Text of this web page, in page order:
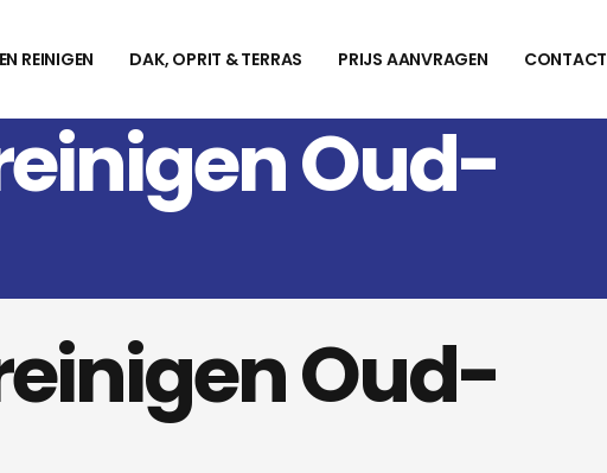
REINIGEN DAK, OPRIT & TERRAS PRIJS AANVRAGEN CONTACT
Oud-
Oud-